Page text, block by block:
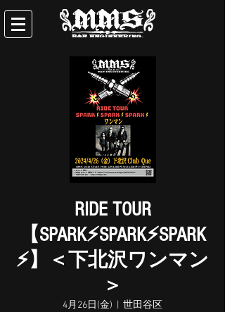
RIDE TOUR
【SPARK⚡SPARK⚡SPARK
⚡】＜下北沢ワンマン
＞
4月26日(金) 世田谷区